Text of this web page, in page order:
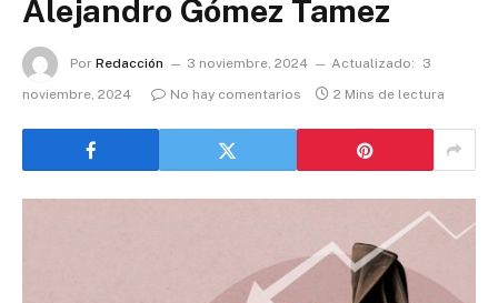
Alejandro Gómez Tamez
Por Redacción 3 noviembre, 2024 Actualizado:
3
noviembre, 2024
No hay comentarios 2 Mins de lectura